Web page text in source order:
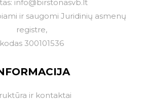
info@birstonasvb.lt
ir saugomi Juridinių asmenų
registre,
kodas 300101536
ir kontaktai